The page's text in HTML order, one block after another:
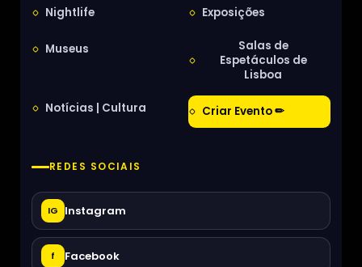
Nightlife Exposições
Museus
Salas de
Espetáculos de
Lisboa
Notícias | Cultura Criar Evento ✏
REDES SOCIAIS
IG Instagram
f Facebook